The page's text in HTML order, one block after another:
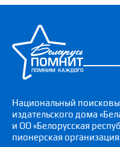
Национальный
издательского дома
и ОО «Белорусская
пионерская